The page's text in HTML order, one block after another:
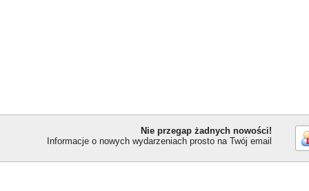
Nie przegap żadnych nowości!
Informacje o nowych wydarzeniach prosto na Twój email